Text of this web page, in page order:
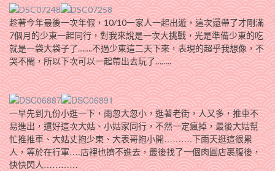
趁著今年最後一次年假，10/10一家人一起出遊，這次還帶了才剛滿
7個月的少東一起同行，對我來說是一次大挑戰，光是準備少東的吃
就是一袋大袋子了…….不過少東這二天下來，表現的超乎我想像，不
哭不閙，所以下次可以一起帶出去玩了……..
一早先到九份小逛一下，雨忽大忽小，逛著老街，人又多，推車不
易進出，還好這次大姑、小姑家同行，不然一定瘋掉，最後大姑幫
忙推推車、大姑丈抱少東、大表哥抱小開……….下雨天逛這很累
人，等於在行軍….店裡也擠不進去，最後找了一個肉圓店裹腹後，
快快閃人…………